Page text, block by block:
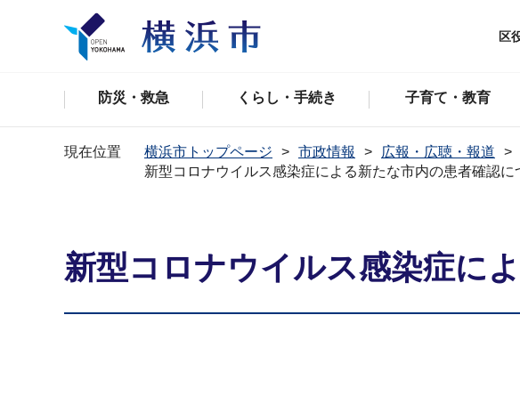
区
防災・救急 くらし・手続き 子育て・教育
現在位置 横浜市トップページ 市政情報 広報・広聴・報道
新型コロナウイルス感染症による新たな市内の患者確認に
新型コロナウイルス感染症に